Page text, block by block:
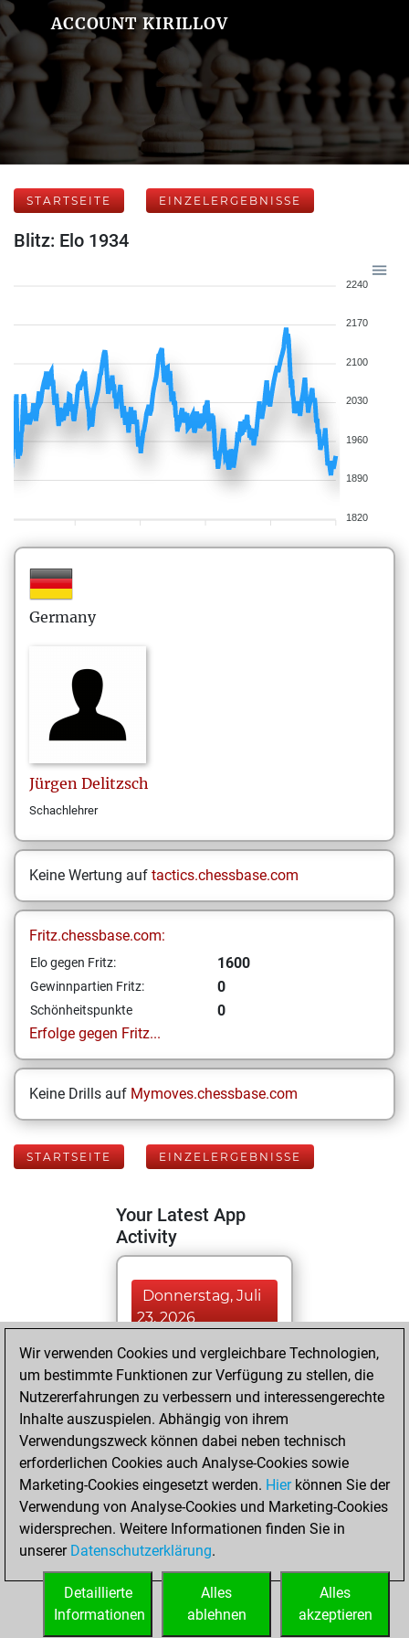
ACCOUNT KIRILLOV
STARTSEITE EINZELERGEBNISSE
Blitz: Elo 1934
2240
2170
2100
2030
1960
1890
1820
Germany
Jürgen Delitzsch
Schachlehrer
Keine Wertung auf tactics.chessbase.com
Fritz.chessbase.com:
Elo gegen Fritz: 1600
Gewinnpartien Fritz: 0
Schönheitspunkte
0
Erfolge gegen Fritz...
Keine Drills auf Mymoves.chessbase.com
STARTSEITE EINZELERGEBNISSE
Your Latest App
Activity
Donnerstag, Juli
23, 2026
You played 400
blitz games
Play
+264 =29 -107 in
blitz
Sonntag, April 30,
2023
You created
your Fritz account
Wir verwenden Cookies und vergleichbare Technologien,
um bestimmte Funktionen zur Verfügung zu stellen, die
Nutzererfahrungen zu verbessern und interessengerechte
Inhalte auszuspielen. Abhängig von ihrem
Verwendungszweck können dabei neben technisch
erforderlichen Cookies auch Analyse-Cookies sowie
Marketing-Cookies eingesetzt werden. Hierkönnen Sie der
Verwendung von Analyse-Cookies und Marketing-Cookies
widersprechen. Weitere Informationen finden Sie in
unserer Datenschutzerklärung.
Alles
akzeptieren
Alles
ablehnen
Detaillierte
Informationen